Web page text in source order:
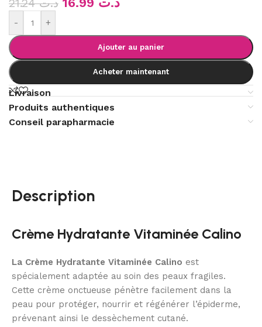
د.ت21.24
- +
Ajouter au panier
Acheter maintenant
Livraison
Produits authentiques
Conseil parapharmacie
Description
Crème Hydratante Vitaminée Calino
La Crème Hydratante Vitaminée Calino est
spécialement adaptée au soin des peaux fragiles.
Cette crème onctueuse pénètre facilement dans la
peau pour protéger, nourrir et régénérer l’épiderme,
prévenant ainsi le dessèchement cutané.